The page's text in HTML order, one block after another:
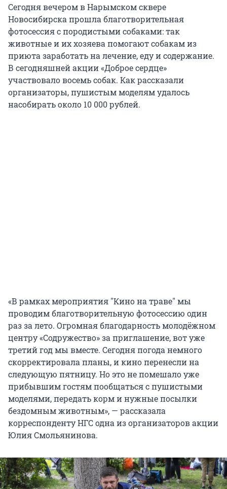
Сегодня вечером в Нарымском сквере
Новосибирска прошла благотворительная
фотосессия с породистыми собаками: так
животные и их хозяева помогают собакам из
приюта заработать на лечение, еду и содержание.
В сегодняшней акции «Доброе сердце»
участвовало восемь собак. Как рассказали
организаторы, пушистым моделям удалось
насобирать около 10 000 рублей.
«В рамках мероприятия "Кино на траве" мы
проводим благотворительную фотосессию один
раз за лето. Огромная благодарность молодёжном
центру «Содружество» за приглашение, вот уже
третий год мы вместе. Сегодня погода немного
скорректировала планы, и кино перенесли на
следующую пятницу. Но это не помешало уже
прибывшим гостям пообщаться с пушистыми
моделями, передать корм и нужные посылки
бездомным животным», — рассказала
корреспонденту НГС одна из организаторов акции
Юлия Смольянинова.